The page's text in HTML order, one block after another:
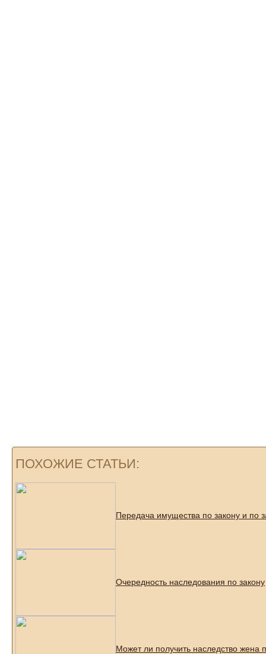
ПОХОЖИЕ СТАТЬИ:
Передача имущества по закону и по
Очередность наследования по закону
Может ли получить наследство жена